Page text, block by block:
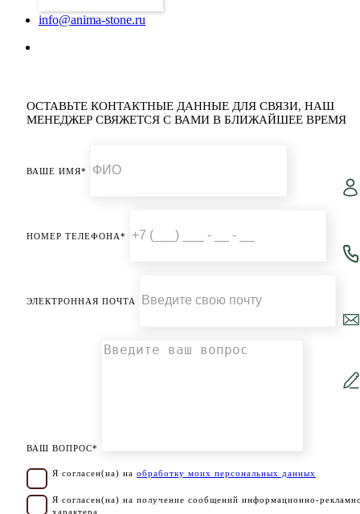
info@anima-stone.ru
ОСТАВЬТЕ КОНТАКТНЫЕ ДАННЫЕ ДЛЯ СВЯЗИ, НАШ
МЕНЕДЖЕР СВЯЖЕТСЯ С ВАМИ В БЛИЖАЙШЕЕ ВРЕМЯ
ВАШЕ ИМЯ*
НОМЕР ТЕЛЕФОНА*
ЭЛЕКТРОННАЯ ПОЧТА
ВАШ ВОПРОС*
Я согласен(на) на обработку моих персональных данных
Я согласен(на) на получение сообщений информационно-
характера